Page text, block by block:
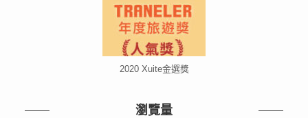
2020 Xuite金選獎
瀏覽量